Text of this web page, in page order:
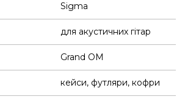
Sigma
для акустичних гітар
Grand OM
кейси, футляри, кофри